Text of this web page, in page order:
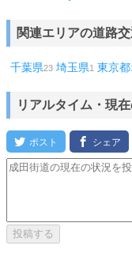
関連エリアの道路
千葉県23 埼玉県1 東京都
リアルタイム・現